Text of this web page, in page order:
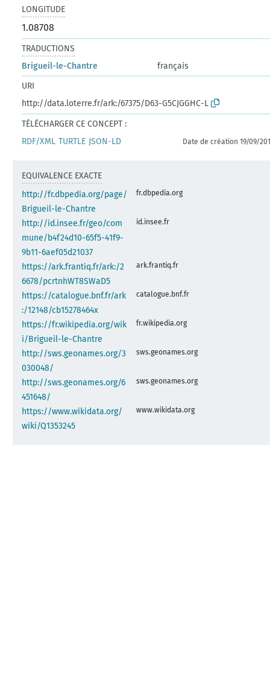
LONGITUDE
1.08708
TRADUCTIONS
Brigueil-le-Chantre
français
URI
http://data.loterre.fr/ark:/67375/D63-G5CJGGHC-L
TÉLÉCHARGER CE CONCEPT :
RDF/XML TURTLE JSON-LD Date de création 19/09/
EQUIVALENCE EXACTE
http://fr.dbpedia.org/page/
Brigueil-le-Chantre
fr.dbpedia.org
http://id.insee.fr/geo/com
mune/b4f24d10-65f5-41f9-
9b11-6aef05d21037
id.insee.fr
https://ark.frantiq.fr/ark:/2
6678/pcrtnhWT8SWaD5
ark.frantiq.fr
https://catalogue.bnf.fr/ark
:/12148/cb15278464x
catalogue.bnf.fr
https://fr.wikipedia.org/wik
i/Brigueil-le-Chantre
fr.wikipedia.org
http://sws.geonames.org/3
030048/
sws.geonames.org
http://sws.geonames.org/6
451648/
sws.geonames.org
https://www.wikidata.org/
wiki/Q1353245
www.wikidata.org